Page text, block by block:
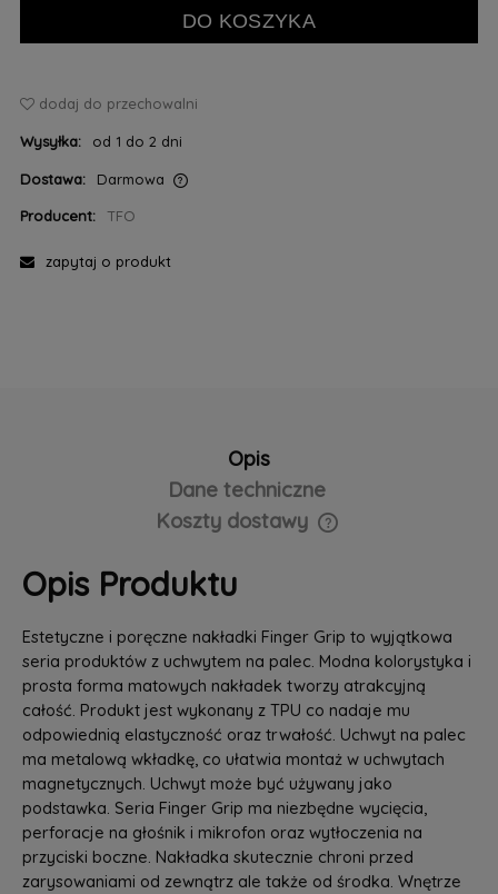
DO KOSZYKA
dodaj do przechowalni
Wysyłka: od 1 do 2 dni
Dostawa:
Darmowa
Producent:
TFO
zapytaj o produkt
Opis
Dane techniczne
Koszty dostawy
Cena nie zawiera ewentualnych kosztów płatności
Opis Produktu
Estetyczne i poręczne nakładki Finger Grip to wyjątkowa
seria produktów z uchwytem na palec. Modna kolorystyka i
prosta forma matowych nakładek tworzy atrakcyjną
całość. Produkt jest wykonany z TPU co nadaje mu
odpowiednią elastyczność oraz trwałość. Uchwyt na palec
ma metalową wkładkę, co ułatwia montaż w uchwytach
magnetycznych. Uchwyt może być używany jako
podstawka. Seria Finger Grip ma niezbędne wycięcia,
perforacje na głośnik i mikrofon oraz wytłoczenia na
przyciski boczne. Nakładka skutecznie chroni przed
zarysowaniami od zewnątrz ale także od środka. Wnętrze